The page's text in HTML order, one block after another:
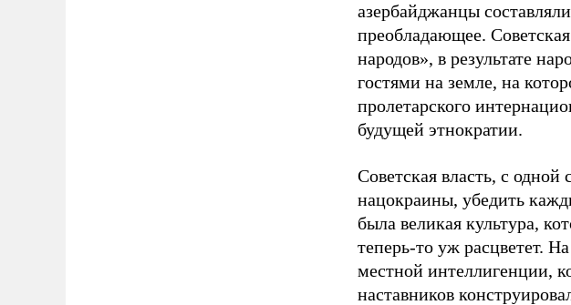
азербайджанцы
преобладающее.
народов», в результате
гостями на земле, на
пролетарского
будущей этнократии.
Советская власть, с одной
нацокраины, убедить
была великая культура,
теперь-то уж расцветет.
местной интеллигенции,
наставников